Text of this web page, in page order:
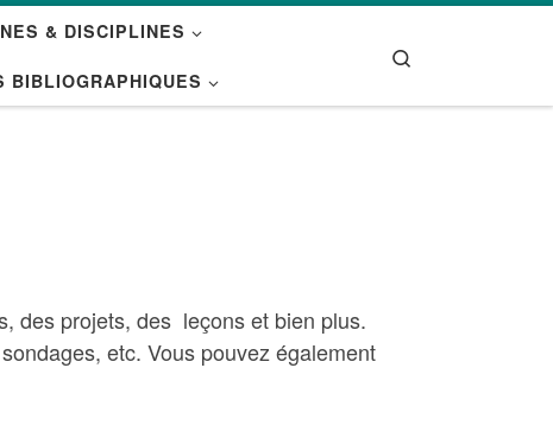
& DISCIPLINES
BIBLIOGRAPHIQUES
des projets, des leçons et bien plus.
etc. Vous pouvez également